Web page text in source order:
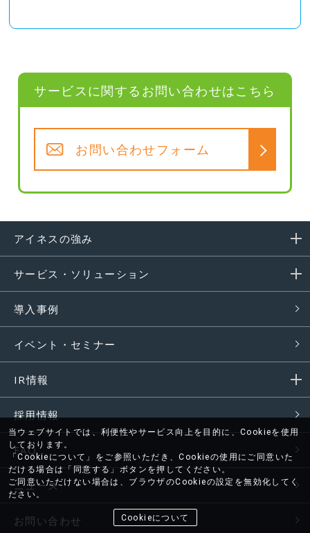
サービスに関するお問い合わせはこちら
お問い合わせフォーム
アイネスの強み
サービス・ソリューション
導入事例
イベント・セミナー
IR情報
採用情報
FAQ
ニュース
お問い合わせ
当ウェブサイトでは、利便性やサービス向上を目的に、Cookieを使用
しております。
「Cookieについて」をご参照いただき、Cookieの使用にご同意いた
だける場合は「同意する」ボタンを押してください。
ご同意いただけない場合は、ブラウザのCookieの設定を無効化してく
ださい。
Cookieについて